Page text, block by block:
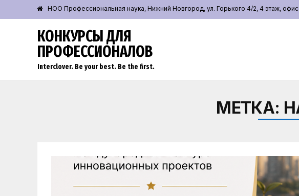
НОО Профессиональная наука, Нижний Новгород, ул. Горького 4/2, 4 этаж,
КОНКУРСЫ ДЛЯ
ПРОФЕССИОНАЛОВ
Interclover. Be your best. Be the first.
МЕТКА: